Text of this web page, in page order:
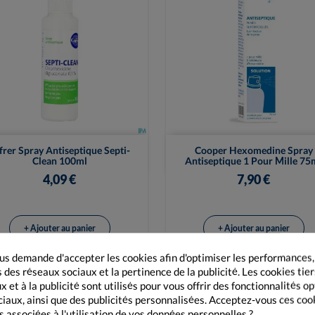
Spray Antiseptique Septi-
Clean 100ml
4,09 €
Vue rapide
+ Ajouter au panier
Cooper Hexomedine Spray
Antiseptique 1 Pour Mille
7,90 €
Vue rapide
+ Ajouter au panier
demande d'accepter les cookies afin d'optimiser les
réseaux sociaux et la pertinence de la publicité. Les cookies
et à la publicité sont utilisés pour vous offrir des fonctionnalités
ainsi que des publicités personnalisées. Acceptez-vous ces